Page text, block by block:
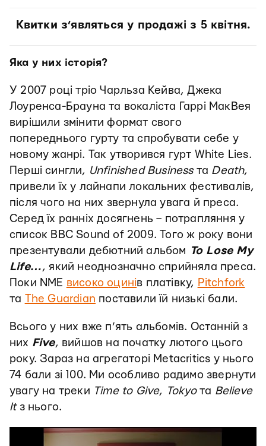
Квитки з’являться у продажі з 5 квітня.
Яка у них історія?
У 2007 році тріо Чарльза Кейва, Джека
Лоуренса-Брауна та вокаліста Гаррі МакВея
вирішили змінити формат свого
попереднього гурту та спробувати себе у
новому жанрі. Так утворився гурт White Lies.
Перші сингли, Unfinished Businessта Death,
привели їх у лайнапи локальних фестивалів,
після чого на них звернула увага й преса.
Серед їх ранніх досягнень – потрапляння у
список BBC Sound of 2009. Того ж року вони
презентували дебютний альбом To Lose My
Life…, який неоднозначно сприйняла преса.
Поки NME високо оцинів платівку, Pitchfork
та The Guardian поставили їй низькі бали.
Всього у них вже п’ять альбомів. Останній з
них Five, вийшов на початку лютого цього
року. Зараз на агрегаторі Metacritics у нього
74 бали зі 100. Ми особливо радимо звернути
увагу на треки Time to Give, Tokyoта Believe
Itз нього.